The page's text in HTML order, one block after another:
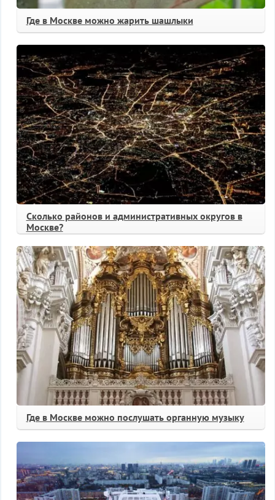
Где в Москве можно жарить шашлыки
Сколько районов и административных округов в
Москве?
Где в Москве можно послушать органную музыку